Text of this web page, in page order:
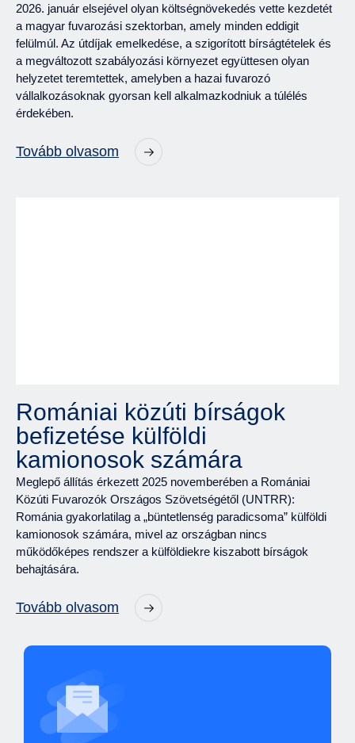
2026. január elsejével olyan költségnövekedés vette kezdetét
a magyar fuvarozási szektorban, amely minden eddigit
felülmúl. Az útdíjak emelkedése, a szigorított bírságtételek és
a megváltozott szabályozási környezet együttesen olyan
helyzetet teremtettek, amelyben a hazai fuvarozó
vállalkozásoknak gyorsan kell alkalmazkodniuk a túlélés
érdekében.
Tovább olvasom
Romániai közúti bírságok
befizetése külföldi
kamionosok számára
Meglepő állítás érkezett 2025 novemberében a Romániai
Közúti Fuvarozók Országos Szövetségétől (UNTRR):
Románia gyakorlatilag a „büntetlenség paradicsoma” külföldi
kamionosok számára, mivel az országban nincs
működőképes rendszer a külföldiekre kiszabott bírságok
behajtására.
Tovább olvasom